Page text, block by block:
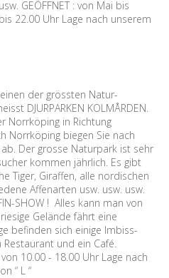
GEÖFFNET : von Mai bis
22.00 Uhr Lage nach unserem
der grössten Natur-
DJURPARKEN KOLMÅRDEN.
Norrköping in Richtung
Norrköping biegen Sie nach
Der grosse Naturpark ist sehr
kommen jährlich. Es gibt
Tiger, Giraffen, alle nordischen
Affenarten usw. usw. usw.
SHOW ! Alles kann man von
Gelände fährt eine
befinden sich einige Imbiss-
und ein Café.
10.00 - 18.00 Uhr Lage nach
“ L “